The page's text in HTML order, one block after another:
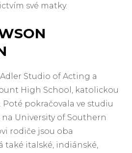
své matky.
Studio of Acting a
High School, katolickou
Poté pokračovala ve studiu
University of Southern
rodiče jsou oba
také italské, indiánské,